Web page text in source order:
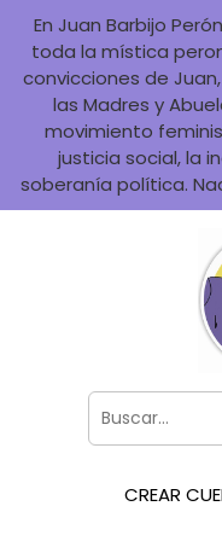
En Juan Barbijo
toda la mística
convicciones de
las Madres y
movimiento
justicia social, la
soberanía política.
CREAR